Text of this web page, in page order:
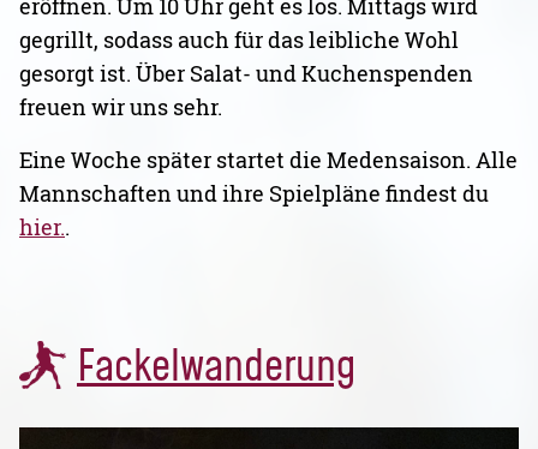
eröffnen. Um 10 Uhr geht es los. Mittags wird
gegrillt, sodass auch für das leibliche Wohl
gesorgt ist. Über Salat- und Kuchenspenden
freuen wir uns sehr.
Eine Woche später startet die Medensaison. Alle
Mannschaften und ihre Spielpläne findest du
hier..
Fackelwanderung